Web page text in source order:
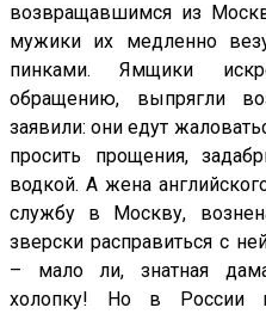
возвращавшимся из
мужики их медленно
пинками. Ямщики
обращению, выпрягли
заявили: они едут
просить прощения,
водкой. А жена
службу в Москву,
зверски расправиться с
– мало ли, знатная
холопку! Но в России